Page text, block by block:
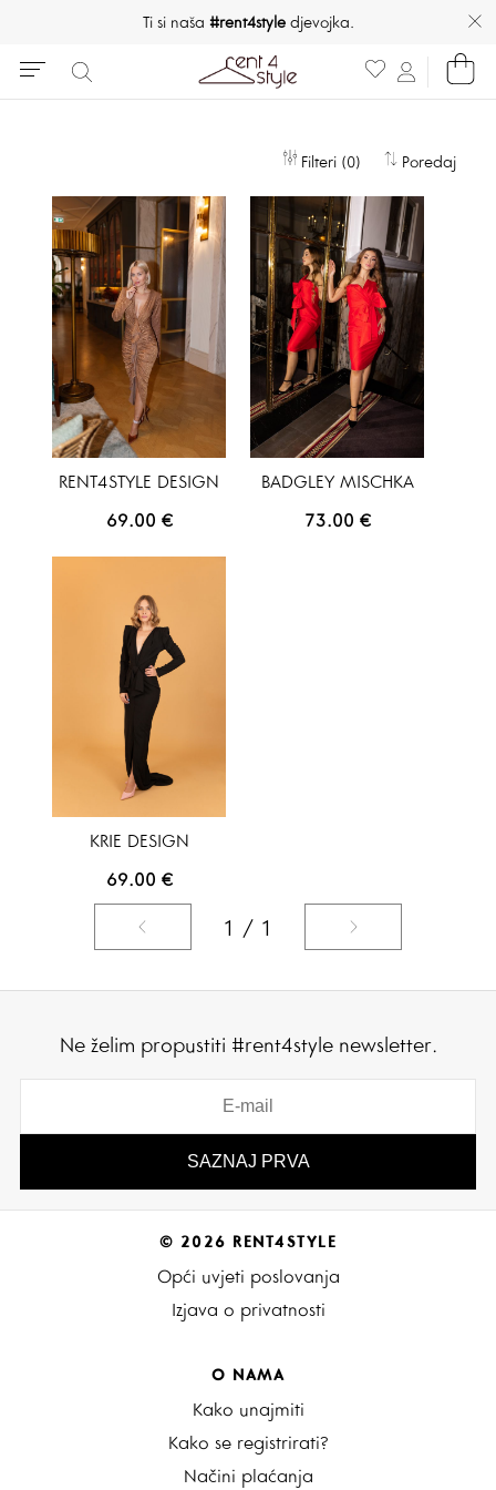
Ti si naša #rent4styledjevojka.
Filteri (0) Poredaj
RENT4STYLE DESIGN
69.00 €
BADGLEY MISCHKA
73.00 €
KRIE DESIGN
69.00 €
1 / 1
Ne želim propustiti #rent4style newsletter.
© 2026 RENT4STYLE
Opći uvjeti poslovanja
Izjava o privatnosti
O NAMA
Kako unajmiti
Kako se registrirati?
Načini plaćanja